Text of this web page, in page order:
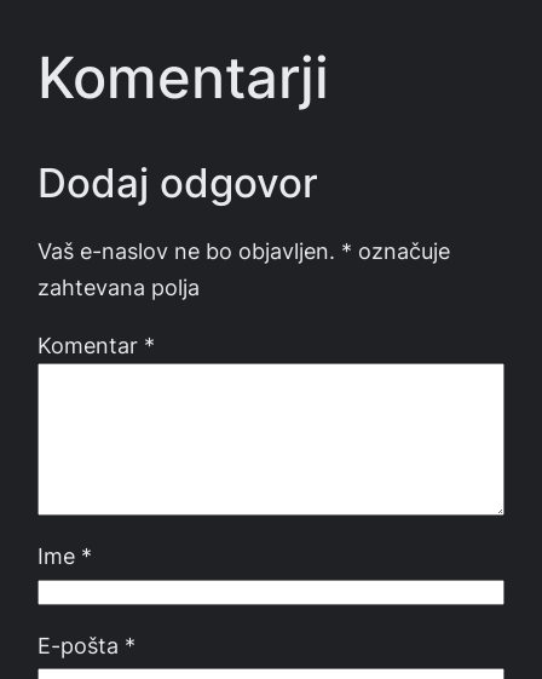
Komentarji
Dodaj odgovor
Vaš e-naslov ne bo objavljen. * označuje
zahtevana polja
Komentar *
Ime *
E-pošta *